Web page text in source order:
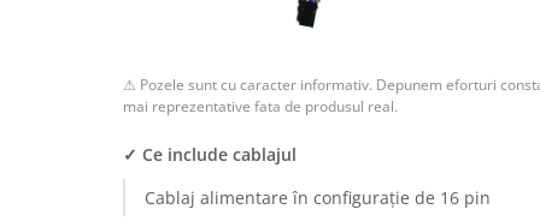
Rame adaptoare Isuzu
Rame adaptoare Subaru
Rame adaptoare Iveco
⚠ Pozele sunt cu caracter informativ. Depunem eforturi
mai reprezentative fata de produsul real.
✓ Ce include cablajul
Cablaj alimentare în configurație de 16 pin